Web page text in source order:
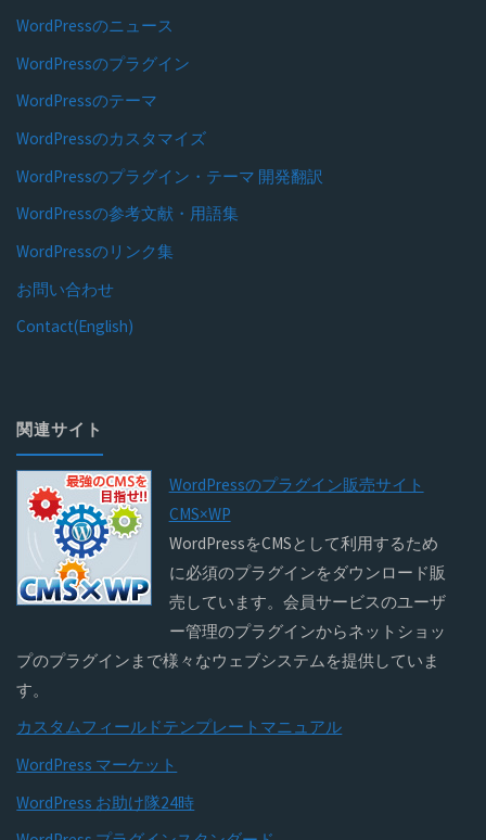
WordPressのニュース
WordPressのプラグイン
WordPressのテーマ
WordPressのカスタマイズ
WordPressのプラグイン・テーマ 開発翻訳
WordPressの参考文献・用語集
WordPressのリンク集
お問い合わせ
Contact(English)
関連サイト
WordPressのプラグイン販売サイト
CMS×WP
WordPressをCMSとして利用するため
に必須のプラグインをダウンロード販
売しています。会員サービスのユーザ
ー管理のプラグインからネットショッ
プのプラグインまで様々なウェブシステムを提供していま
す。
カスタムフィールドテンプレートマニュアル
WordPress マーケット
WordPress お助け隊24時